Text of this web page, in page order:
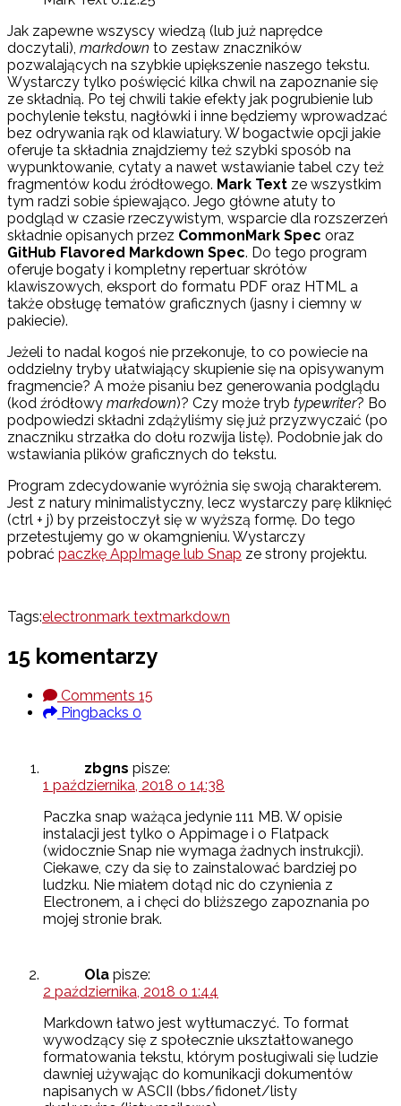
Jak zapewne wszyscy wiedzą (lub już naprędce
doczytali), markdown to zestaw znaczników
pozwalających na szybkie upiększenie naszego tekstu.
Wystarczy tylko poświęcić kilka chwil na zapoznanie się
ze składnią. Po tej chwili takie efekty jak pogrubienie lub
pochylenie tekstu, nagłówki i inne będziemy wprowadzać
bez odrywania rąk od klawiatury. W bogactwie opcji jakie
oferuje ta składnia znajdziemy też szybki sposób na
wypunktowanie, cytaty a nawet wstawianie tabel czy też
fragmentów kodu źródłowego. Mark Text ze wszystkim
tym radzi sobie śpiewająco. Jego główne atuty to
podgląd w czasie rzeczywistym, wsparcie dla rozszerzeń
składnie opisanych przez CommonMark Spec oraz
GitHub Flavored Markdown Spec. Do tego program
oferuje bogaty i kompletny repertuar skrótów
klawiszowych, eksport do formatu PDF oraz HTML a
także obsługę tematów graficznych (jasny i ciemny w
pakiecie).
Jeżeli to nadal kogoś nie przekonuje, to co powiecie na
oddzielny tryby ułatwiający skupienie się na opisywanym
fragmencie? A może pisaniu bez generowania podglądu
(kod źródłowy markdown)? Czy może tryb typewriter? Bo
podpowiedzi składni zdążyliśmy się już przyzwyczaić (po
znaczniku strzałka do dołu rozwija listę). Podobnie jak do
wstawiania plików graficznych do tekstu.
Program zdecydowanie wyróżnia się swoją charakterem.
Jest z natury minimalistyczny, lecz wystarczy parę kliknięć
(ctrl + j) by przeistoczył się w wyższą formę. Do tego
przetestujemy go w okamgnieniu. Wystarczy
pobrać paczkę AppImage lub Snap ze strony projektu.
Tags:electronmark textmarkdown
15 komentarzy
Comments 15
Pingbacks 0
zbgns pisze:
1 października, 2018 o 14:38
Paczka snap ważąca jedynie 111 MB. W opisie
instalacji jest tylko o Appimage i o Flatpack
(widocznie Snap nie wymaga żadnych instrukcji).
Ciekawe, czy da się to zainstalować bardziej po
ludzku. Nie miałem dotąd nic do czynienia z
Electronem, a i chęci do bliższego zapoznania po
mojej stronie brak.
Ola pisze:
2 października, 2018 o 1:44
Markdown łatwo jest wytłumaczyć. To format
wywodzący się z społecznie ukształtowanego
formatowania tekstu, którym posługiwali się ludzie
dawniej używając do komunikacji dokumentów
napisanych w ASCII (bbs/fidonet/listy